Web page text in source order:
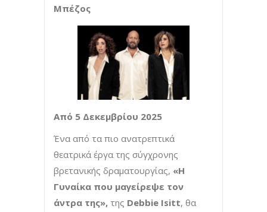
Μπέζος
Από 5 Δεκεμβρίου 2025
Ένα από τα πιο ανατρεπτικά
θεατρικά έργα της σύγχρονης
βρετανικής δραματουργίας, «Η
Γυναίκα που μαγείρεψε τον
άντρα της», της Debbie Isitt, θα